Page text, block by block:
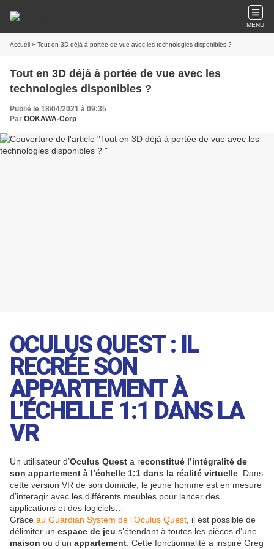
MENU
Accueil » Tout en 3D déjà à portée de vue avec les technologies disponibles ?
Tout en 3D déjà à portée de vue avec les
technologies disponibles ?
Publié le 18/04/2021 à 09:35
Par OOKAWA-Corp
OCULUS QUEST : IL
RECRÉE SON
APPARTEMENT À
L’ÉCHELLE 1:1 DANS LA
VR
Un utilisateur d’Oculus Quest a reconstitué l’intégralité de
son appartement à l’échelle 1:1 dans la réalité virtuelle . Dans
cette version VR de son domicile, le jeune homme est en mesure
d’interagir avec les différents meubles pour lancer des
applications et des logiciels…
Grâce au Guardian System de l’Oculus Quest , il est possible de
délimiter un espace de jeu s’étendant à toutes les pièces d’une
maison ou d’un appartement . Cette fonctionnalité a inspiré Greg